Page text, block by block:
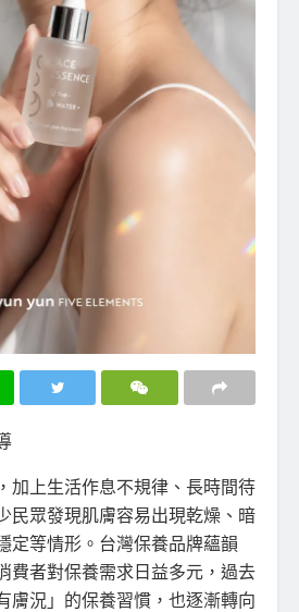
加上生活作息不規律、長時間待
民眾發現肌膚容易出現乾燥、暗
定等情形。台灣保養品牌蘊韻
費者對保養需求日益多元，過去
膚況」的保養習慣，也逐漸轉向